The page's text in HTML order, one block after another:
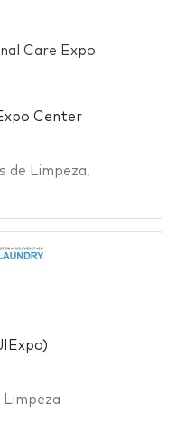
Care Expo
Center
de Limpeza,
Limpeza